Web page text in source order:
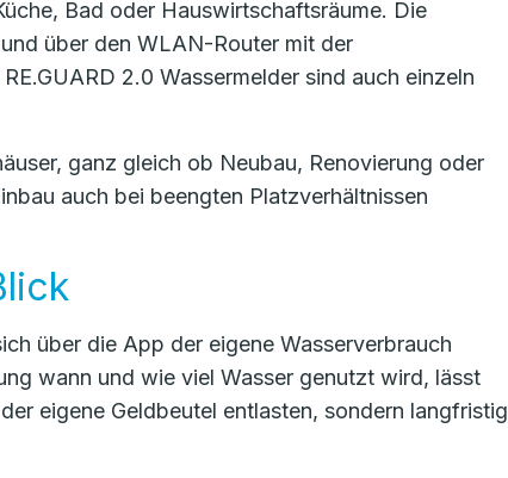
Bad oder Hauswirtschaftsräume. Die
über den WLAN-Router mit der
2.0 Wassermelder sind auch einzeln
ganz gleich ob Neubau, Renovierung oder
auch bei beengten Platzverhältnissen
über die App der eigene Wasserverbrauch
wann und wie viel Wasser genutzt wird, lässt
eigene Geldbeutel entlasten, sondern langfristig